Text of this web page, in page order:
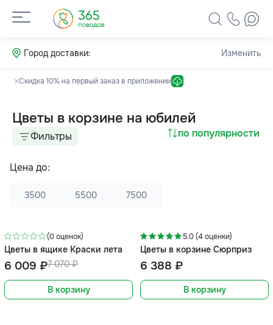
Город доставки: Изменить
Скидка 10% на первый заказ в приложении
Цветы в корзине на юбилей
по популярности
Фильтры
Цена до:
3500 5500 7500
(0 оценок)
Цветы в ящике Краски лета
7 070 ₽
6 009 ₽
В корзину
5.0 (4 оценки)
Цветы в корзине Сюрприз
6 388 ₽
В корзину